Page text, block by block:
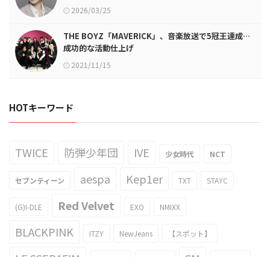
2026/03/25
THE BOYZ「MAVERICK」、音楽放送で5冠王達成…
成功的な活動仕上げ
2021/11/15
HOTキーワード
TWICE 防弾少年団 IVE 少女時代 NCT
セブンティーン aespa Kep1er TXT STAYC
(G)I-DLE Red Velvet EXO NMIXX
BLACKPINK ITZY NewJeans 【スポット】